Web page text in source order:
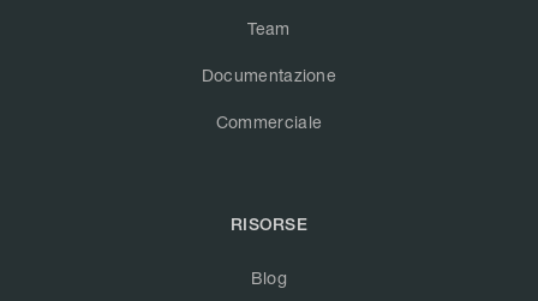
Team
Documentazione
Commerciale
RISORSE
Blog